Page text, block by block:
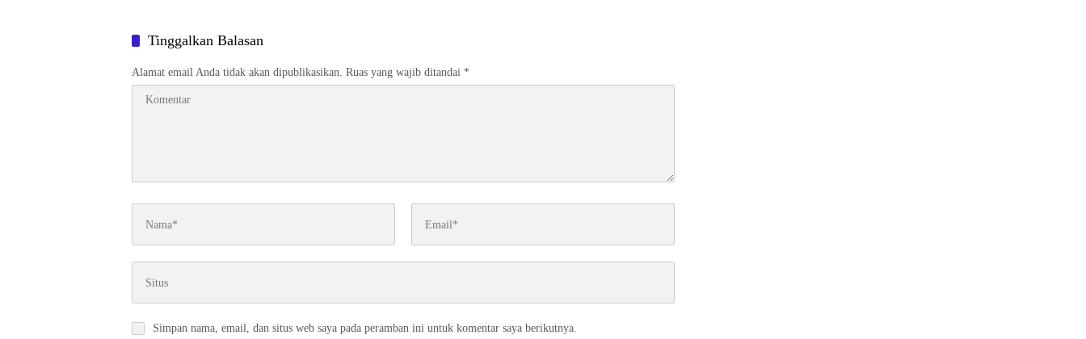
Tinggalkan Balasan
Alamat email Anda tidak akan dipublikasikan. Ruas yang wajib ditandai *
Simpan nama, email, dan situs web saya pada peramban ini untuk komentar saya berikutnya.